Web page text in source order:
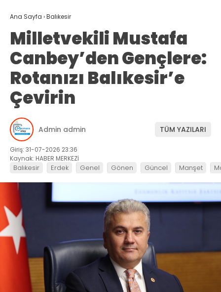
Ana Sayfa ›Balıkesir
Milletvekili Mustafa
Canbey’den Gençlere:
Rotanızı Balıkesir’e
Çevirin
Admin admin TÜM YAZILARI
Giriş: 31-07-2026 23:36
Kaynak: HABER MERKEZİ
Balıkesir Erdek Genel Gönen Güncel Manşet